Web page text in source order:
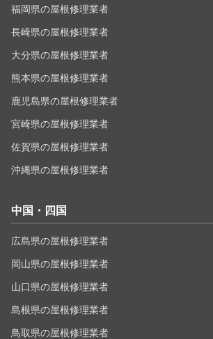
福岡県の屋根修理業者
長崎県の屋根修理業者
大分県の屋根修理業者
熊本県の屋根修理業者
鹿児島県の屋根修理業者
宮崎県の屋根修理業者
佐賀県の屋根修理業者
沖縄県の屋根修理業者
中国・四国
広島県の屋根修理業者
岡山県の屋根修理業者
山口県の屋根修理業者
島根県の屋根修理業者
鳥取県の屋根修理業者